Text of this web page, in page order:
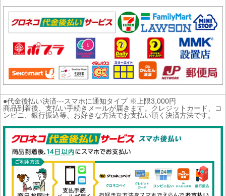
●代金後払い決済---スマホに通知タイプ ※上限3,000円
商品到着後、支払い手続きメールが届きます。クレジットカード、コ
ンビニ、銀行振込等、お好きな方法でお支払い頂く決済方法です。